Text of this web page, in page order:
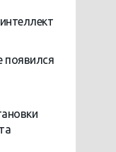
появился